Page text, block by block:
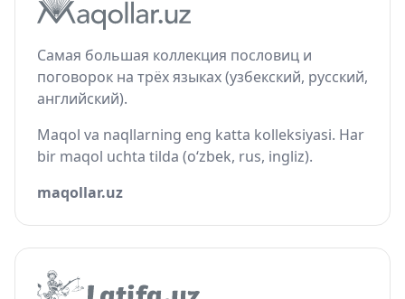
Самая большая коллекция пословиц и
поговорок на трёх языках (узбекский, русский,
английский).
Maqol va naqllarning eng katta kolleksiyasi. Har
bir maqol uchta tilda (o‘zbek, rus, ingliz).
maqollar.uz